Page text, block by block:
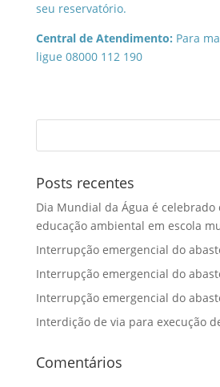
seu reservatório.
Central de Atendimento: Para
ligue 08000 112 190
Posts recentes
Dia Mundial da Água é celebrado
educação ambiental em escola
Interrupção emergencial do
Interrupção emergencial do
Interrupção emergencial do
Interdição de via para execução
Comentários